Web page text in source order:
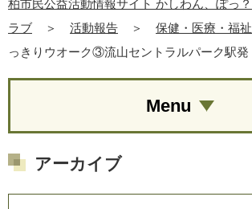
柏市民公益活動情報サイト かしわん、ぽっ？
ラブ
＞ 活動報告 ＞ 保健・医療・福祉
っきりウオーク③流山セントラルパーク駅発
Menu
アーカイブ